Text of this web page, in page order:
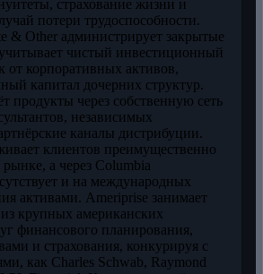
страхование жизни и
потери трудоспособности.
& Other администрирует закрытые
чистый инвестиционный
от корпоративных активов,
капитал дочерних структур.
продукты через собственную сеть
независимых
каналы дистрибуции.
клиентов преимущественно
а через Columbia
и на международных
активами. Ameriprise занимает
крупных американских
финансового планирования,
и страхования, конкурируя с
как Charles Schwab, Raymond